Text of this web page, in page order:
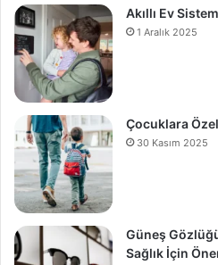
Akıllı Ev
1 Aralık 2025
Çocuklara
30 Kasım 2025
Güneş
Sağlık İçin